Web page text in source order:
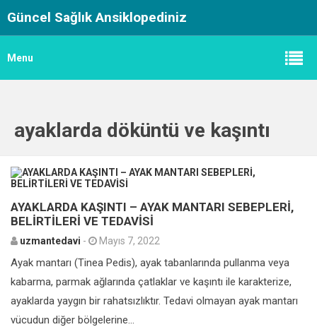
Güncel Sağlık Ansiklopediniz
Menu
ayaklarda döküntü ve kaşıntı
AYAKLARDA KAŞINTI – AYAK MANTARI SEBEPLERİ,
BELİRTİLERİ VE TEDAVİSİ
uzmantedavi - Mayıs 7, 2022
Ayak mantarı (Tinea Pedis), ayak tabanlarında pullanma veya
kabarma, parmak ağlarında çatlaklar ve kaşıntı ile karakterize,
ayaklarda yaygın bir rahatsızlıktır. Tedavi olmayan ayak mantarı
vücudun diğer bölgelerine...